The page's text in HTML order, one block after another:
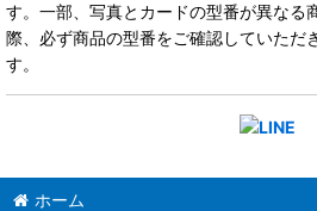
す。一部、写真とカードの型番が異なる
際、必ず商品の型番をご確認していただ
す。
ホーム